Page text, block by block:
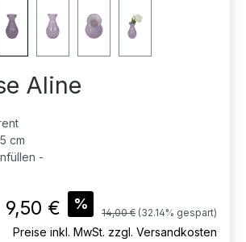
Aline
cm
-
Verkaufspreis:
9,50 € % Regulärer Preis:
14,00 € (32.14% gespart)
Preise inkl. MwSt. zzgl. Versandkosten